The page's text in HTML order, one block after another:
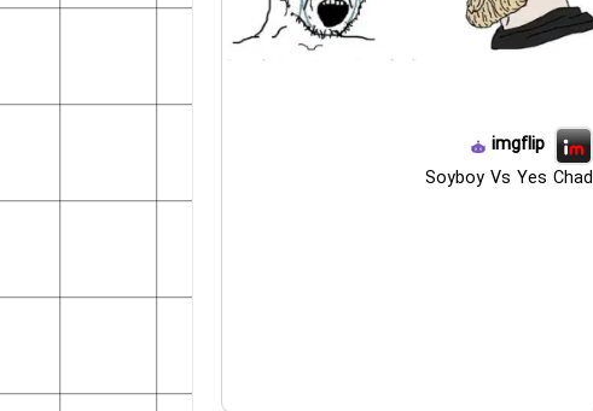
imgflip
Soyboy Vs Yes Chad